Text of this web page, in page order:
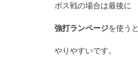
ボス戦の場合は最後に
強打ランページを使うと
やりやすいです。